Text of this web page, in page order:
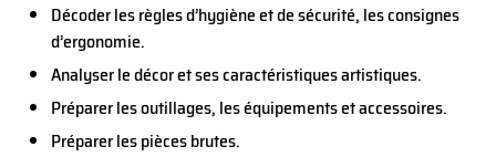
Décoder les règles d’hygiène et de sécurité, les consignes
d’ergonomie.
Analyser le décor et ses caractéristiques artistiques.
Préparer les outillages, les équipements et accessoires.
Préparer les pièces brutes.